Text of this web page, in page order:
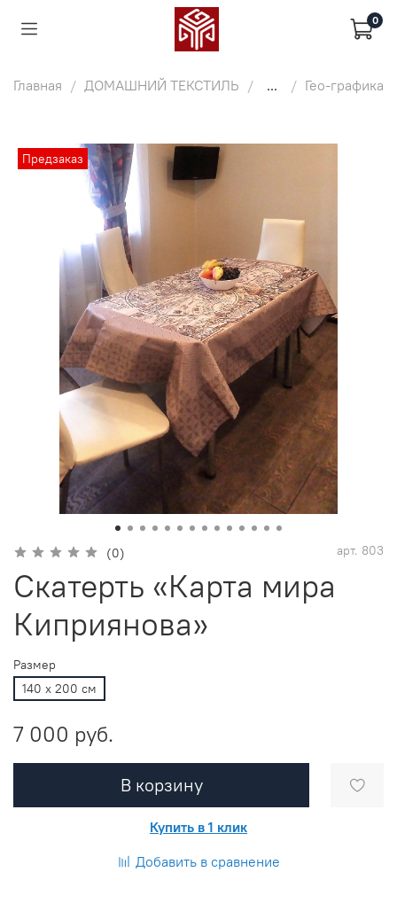
0
Главная ДОМАШНИЙ ТЕКСТИЛЬ ... Гео-графика
Предзаказ
(0) арт. 803
Скатерть «Карта мира
Киприянова»
Размер
140 х 200 см
7 000 руб.
В корзину
Купить в 1 клик
Добавить в сравнение